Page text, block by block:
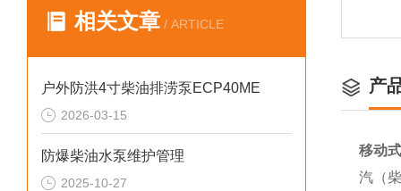
相关文章 / ARTICLE
户外防洪4寸柴油排涝泵ECP40ME
2026-03-15
防爆柴油水泵维护管理
2025-10-27
产
移动
汽（